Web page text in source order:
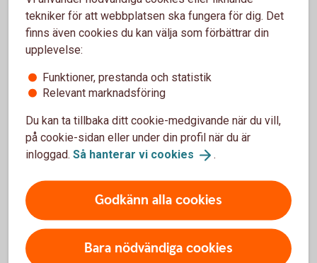
Du kan ändra återbetalningsskydd genom att logga in hos
din valcentral, logga in i försäkringsportalen Mina
Försäkringar eller använda en blankett, beroende på vilket
avtal du har. Vi har samlat alla länkar och blanketter nedan.
Ändring av återbetalningsskydd
Mer information
tekniker för att webbplatsen ska fungera för dig. Det
finns även cookies du kan välja som förbättrar din
upplevelse:
Funktioner, prestanda och statistik
Relevant marknadsföring
Du kan ta tillbaka ditt cookie-medgivande när du vill,
på cookie-sidan eller under din profil när du är
inloggad. Så hanterar vi cookies .
Godkänn alla cookies
Bara nödvändiga cookies